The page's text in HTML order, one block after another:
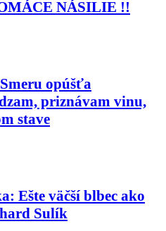
NÁSILIE !!
opúšťa
priznávam vinu,
stave
Ešte väčší blbec ako
Sulík